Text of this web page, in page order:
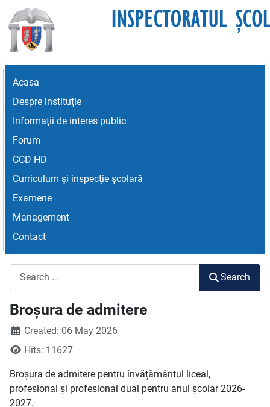
Acasa
Despre instituţie
Informaţii de interes public
Forum
CCD HD
Curriculum şi inspecţie şcolară
Examene
Management
Contact
Search
Broșura de admitere
Created: 06 May 2026
Hits: 11627
Broșura de admitere pentru învățământul liceal,
profesional și profesional dual pentru anul școlar 2026-
2027.